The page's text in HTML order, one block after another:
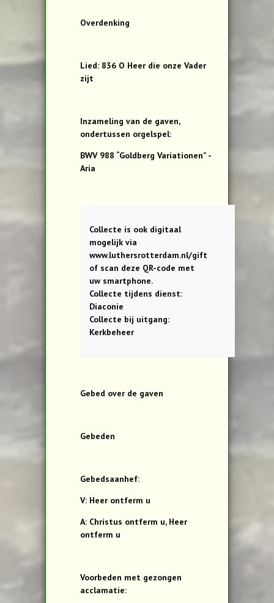
Overdenking
Lied: 836 O Heer die onze Vader
zijt
Inzameling van de gaven,
ondertussen orgelspel:
BWV 988 “Goldberg Variationen” -
Aria
Collecte is ook digitaal
mogelijk via
www.luthersrotterdam.nl/gift
of scan deze QR-code met
uw smartphone.
Collecte tijdens dienst:
Diaconie
Collecte bij uitgang:
Kerkbeheer
Gebed over de gaven
Gebeden
Gebedsaanhef:
V: Heer ontferm u
A: Christus ontferm u, Heer
ontferm u
Voorbeden met gezongen
acclamatie: